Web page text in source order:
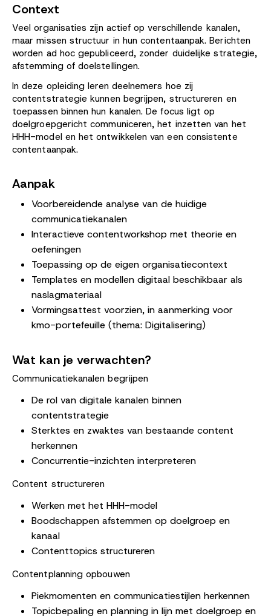
Context
Veel organisaties zijn actief op verschillende kanalen,
maar missen structuur in hun contentaanpak. Berichten
worden ad hoc gepubliceerd, zonder duidelijke strategie,
afstemming of doelstellingen.
In deze opleiding leren deelnemers hoe zij
contentstrategie kunnen begrijpen, structureren en
toepassen binnen hun kanalen. De focus ligt op
doelgroepgericht communiceren, het inzetten van het
HHH-model en het ontwikkelen van een consistente
contentaanpak.
Aanpak
Voorbereidende analyse van de huidige
communicatiekanalen
Interactieve contentworkshop met theorie en
oefeningen
Toepassing op de eigen organisatiecontext
Templates en modellen digitaal beschikbaar als
naslagmateriaal
Vormingsattest voorzien, in aanmerking voor
kmo-portefeuille (thema: Digitalisering)
Wat kan je verwachten?
Communicatiekanalen begrijpen
De rol van digitale kanalen binnen
contentstrategie
Sterktes en zwaktes van bestaande content
herkennen
Concurrentie-inzichten interpreteren
Content structureren
Werken met het HHH-model
Boodschappen afstemmen op doelgroep en
kanaal
Contenttopics structureren
Contentplanning opbouwen
Piekmomenten en communicatiestijlen herkennen
Topicbepaling en planning in lijn met doelgroep en